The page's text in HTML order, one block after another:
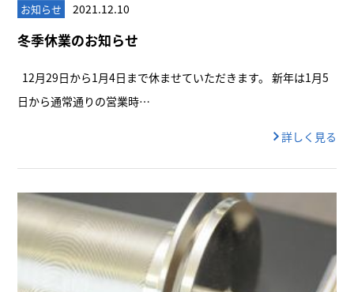
お知らせ 2021.12.10
冬季休業のお知らせ
12月29日から1月4日まで休ませていただきます。 新年は1月5
日から通常通りの営業時…
詳しく見る